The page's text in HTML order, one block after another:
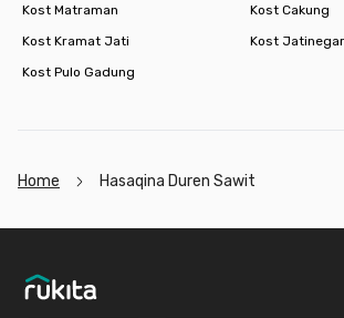
Kost Matraman
Kost Cakung
Kost Kramat Jati
Kost
Kost Pulo Gadung
Home Hasaqina Duren Sawit